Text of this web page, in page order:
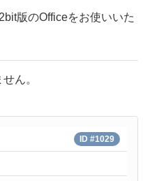
版のOfficeをお使いいた
ん。
ID #1029